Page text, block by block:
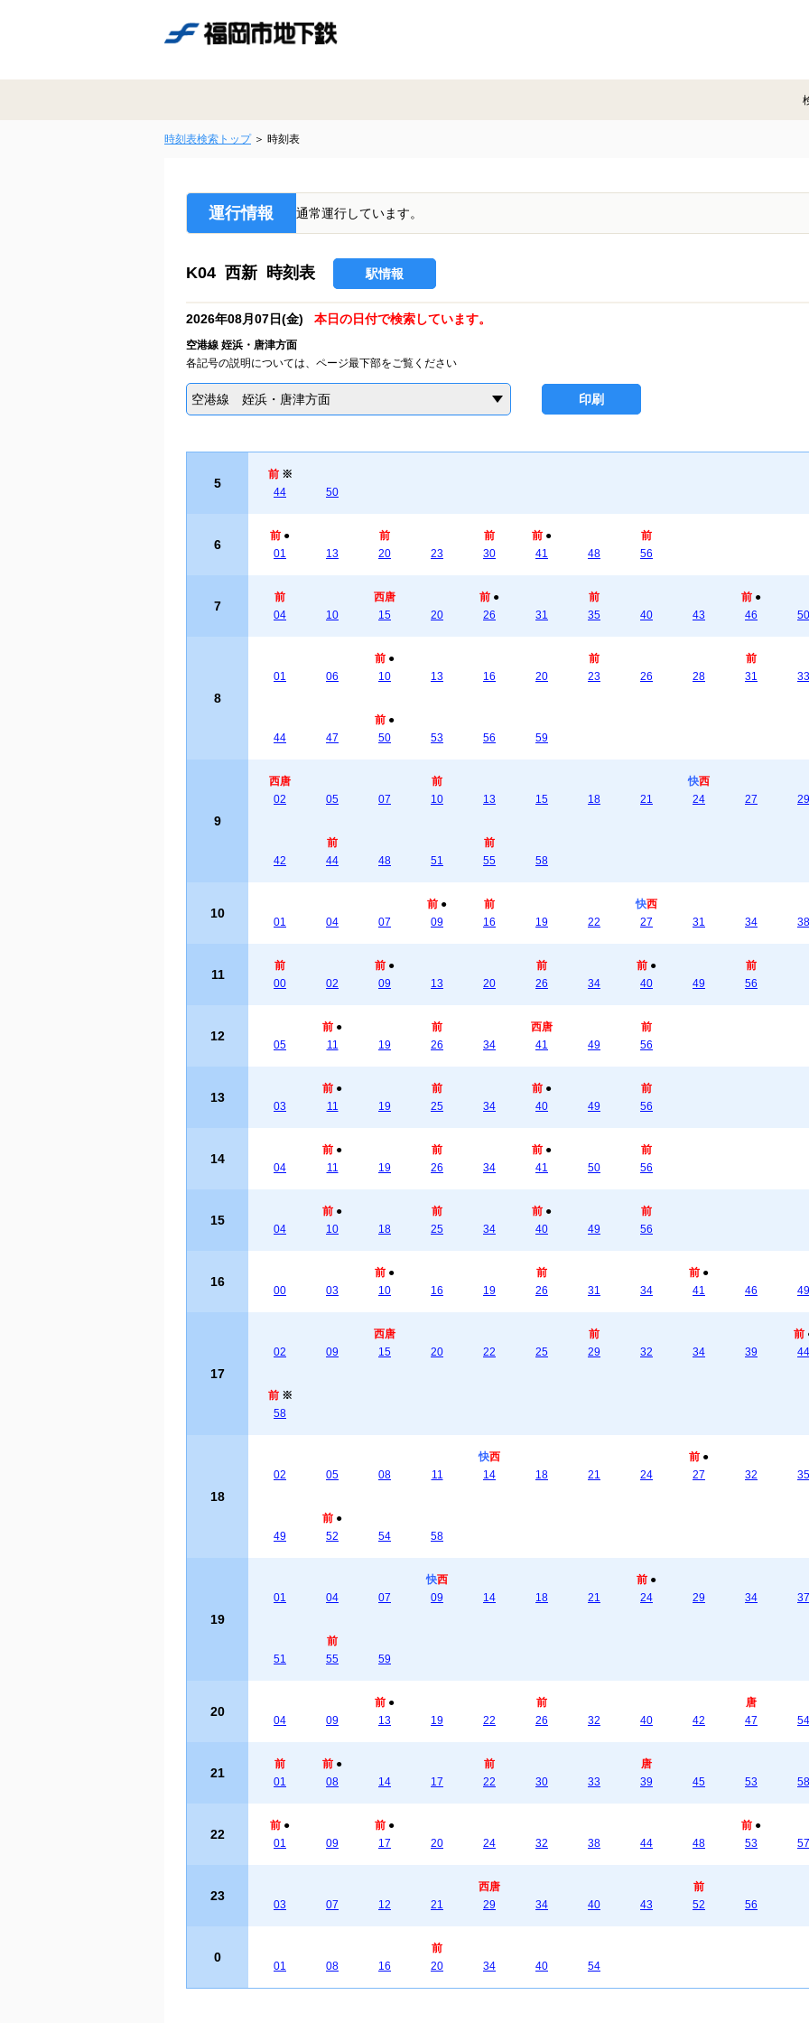
時刻表検索トップ 時刻表
運行情報 通常運行しています。
K04 西新 時刻表 駅情報
2026年08月07日(金) 本日の日付で検索しています。
空港線 姪浜・唐津方面
各記号の説明については、ページ最下部をご覧ください
空港線 姪浜・唐津方面 印刷
5
前 ※
44
50
6
前 ●
01
13
前
20
23
前
30
前 ●
41
48
前
56
7
前
04
10
西唐
15
20
前 ●
26
31
前
35
40 43
前 ●
46
50
8
01 06
前 ●
10
13 16 20
前
23
26 28
前
31
33
44 47
前 ●
50
53 56 59
9
西唐
02
05 07
前
10
13 15 18 21
快西
24
27 29
42
前
44
48 51
前
55
58
10
01 04 07
前 ●
09
前
16
19 22
快西
27
31 34 38
11
前
00
02
前 ●
09
13 20
前
26
34
前 ●
40
49
前
56
12
05
前 ●
11
19
前
26
34
西唐
41
49
前
56
13
03
前 ●
11
19
前
25
34
前 ●
40
49
前
56
14
04
前 ●
11
19
前
26
34
前 ●
41
50
前
56
15
04
前 ●
10
18
前
25
34
前 ●
40
49
前
56
16
00 03
前 ●
10
16 19
前
26
31 34
前 ●
41
46 49
17
02 09
西唐
15
20 22 25
前
29
32 34 39
前
44
前 ※
58
18
02 05 08 11
快西
14
18 21 24
前 ●
27
32 35
49
前 ●
52
54 58
19
01 04 07
快西
09
14 18 21
前 ●
24
29 34 37
51
前
55
59
20
04 09
前 ●
13
19 22
前
26
32 40 42
唐
47
54
21
前
01
前 ●
08
14 17
前
22
30 33
唐
39
45 53 58
22
前 ●
01
09
前 ●
17
20 24 32 38 44 48
前 ●
53
57
23
03 07 12 21
西唐
29
34 40 43
前
52
56
0
01 08 16
前
20
34 40 54